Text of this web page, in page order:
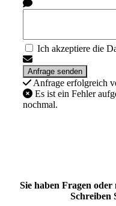
Ich akzeptiere die
Anfrage erfolgreich
Es ist ein Fehler
nochmal.
Sie haben Fragen
Schreiben